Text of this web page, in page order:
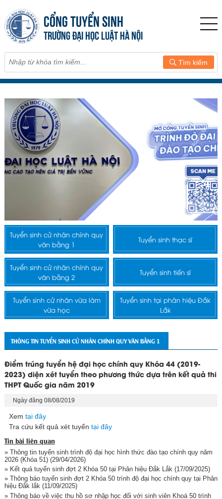
CỔNG TUYỂN SINH
TRƯỜNG ĐẠI HỌC LUẬT HÀ NỘI
Tìm kiếm
Tuyển sinh cử nhân chính quy
văn bằng 1
Tuyển sinh thạc sĩ
Tuyển sinh cử nhân chính quy
văn bằng 2
Tuyển sinh tiến sĩ
Tuyển sinh cử nhân vừa làm
vừa học
Tuyển sinh tại phân hiệu Đắk
Lắk
THÔNG TIN TUYỂN SINH CỬ NHÂN CHÍNH QUY VĂN BẰNG 1
Điểm trúng tuyển hệ đại học chính quy Khóa 44 (2019-
2023) diện xét tuyển theo phương thức dựa trên kết quả thi
THPT Quốc gia năm 2019
Ngày đăng 08/08/2019
Xem tại đây
Tra cứu kết quả xét tuyển tại đây
Tin bài liên quan
» Thông tin tuyển sinh trình độ đại học hình thức đào tạo chính quy năm
2026 (Khóa 51)(29/04/2026)
» Kết quả tuyển sinh đợt 2 Khóa 50 tại Phân hiệu Đắk Lắk(17/09/2025)
» Thông báo tuyển sinh đợt 2 Khóa 50 trình độ đại học chính quy tại Phân
hiệu Đắk lắk(11/09/2025)
» Thông báo về việc thu hồ sơ nhập học đối với sinh viên Khoá 50 trình